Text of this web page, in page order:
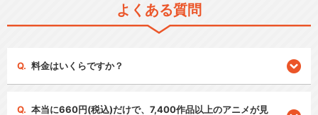
よくある質問
料金はいくらですか？
本当に660円(税込)だけで、7,400作品以上のアニメが見